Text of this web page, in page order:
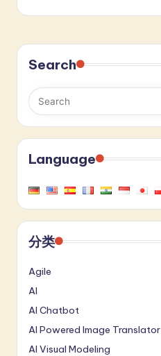
Search
Language
分类
Agile
AI
AI Chatbot
AI Powered Image Translator
AI Visual Modeling